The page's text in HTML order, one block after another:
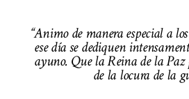
“Animo de manera especial a
ese día se dediquen
ayuno. Que la Reina de la Paz
de la locura de la